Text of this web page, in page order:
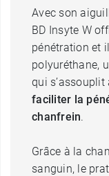
Avec son
BD Insyte W
pénétration et
polyuréthane,
qui
faciliter la
chanfrein.
Grâce à la
sanguin, le